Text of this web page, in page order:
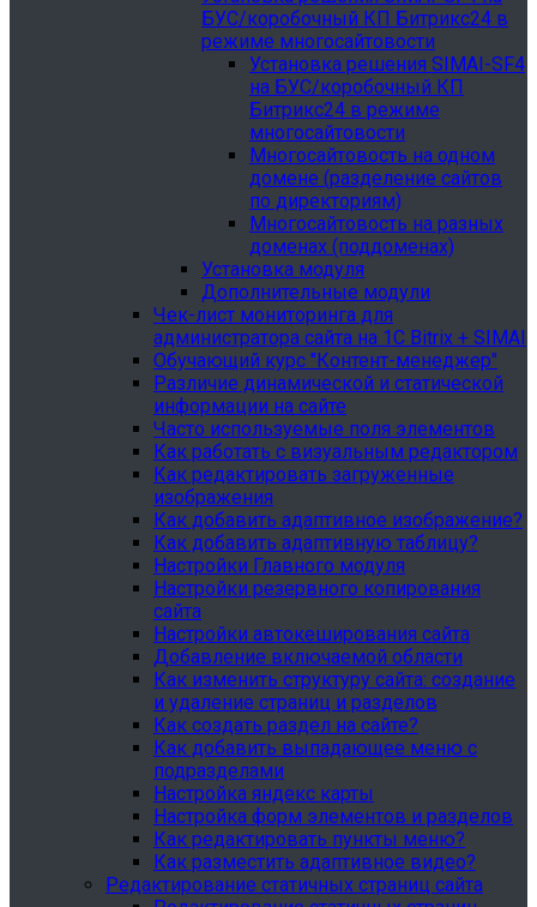
БУС/коробочный КП Битрикс24 в
режиме многосайтовости
Установка решения SIMAI-SF4
на БУС/коробочный КП
Битрикс24 в режиме
многосайтовости
Многосайтовость на одном
домене (разделение сайтов
по директориям)
Многосайтовость на разных
доменах (поддоменах)
Установка модуля
Дополнительные модули
Чек-лист мониторинга для
администратора сайта на 1С Bitrix + SIMAI
Обучающий курс "Контент-менеджер"
Различие динамической и статической
информации на сайте
Часто используемые поля элементов
Как работать с визуальным редактором
Как редактировать загруженные
изображения
Как добавить адаптивное изображение?
Как добавить адаптивную таблицу?
Настройки Главного модуля
Настройки резервного копирования
сайта
Настройки автокеширования сайта
Добавление включаемой области
Как изменить структуру сайта: создание
и удаление страниц и разделов
Как создать раздел на сайте?
Как добавить выпадающее меню с
подразделами
Настройка яндекс карты
Настройка форм элементов и разделов
Как редактировать пункты меню?
Как разместить адаптивное видео?
Редактирование статичных страниц сайта